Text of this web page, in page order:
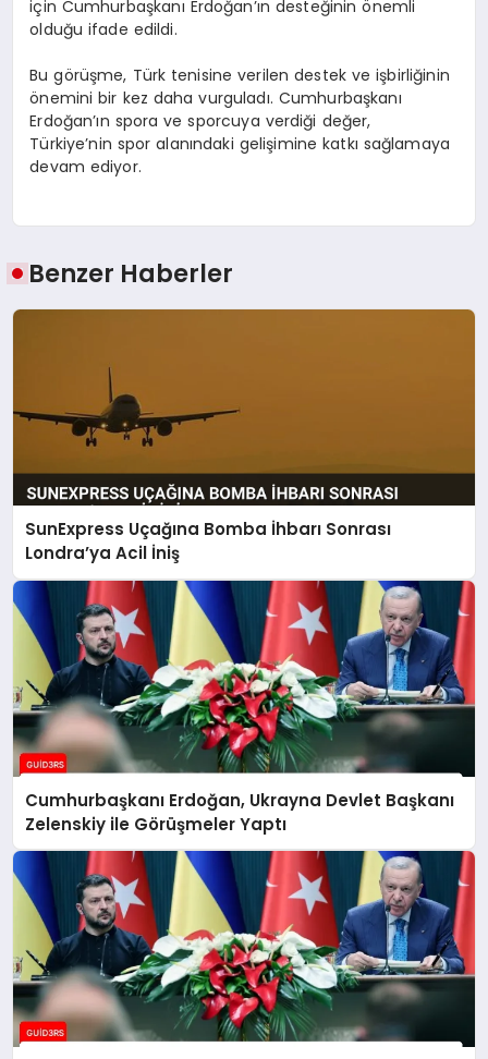
için Cumhurbaşkanı Erdoğan’ın desteğinin önemli
olduğu ifade edildi.
Bu görüşme, Türk tenisine verilen destek ve işbirliğinin
önemini bir kez daha vurguladı. Cumhurbaşkanı
Erdoğan’ın spora ve sporcuya verdiği değer,
Türkiye’nin spor alanındaki gelişimine katkı sağlamaya
devam ediyor.
Benzer Haberler
SunExpress Uçağına Bomba İhbarı Sonrası
Londra’ya Acil İniş
Cumhurbaşkanı Erdoğan, Ukrayna Devlet Başkanı
Zelenskiy ile Görüşmeler Yaptı